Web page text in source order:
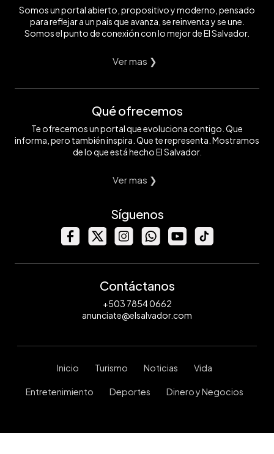
Somos un portal abierto, propositivo y moderno, pensado
para reflejar a un país que avanza, se reinventa y se une.
Somos el punto de conexión con lo mejor de El Salvador.
Ver mas ❯
Qué ofrecemos
Te ofrecemos un portal que evoluciona contigo. Que
informa, pero también inspira. Que te representa. Mostramos
de lo que está hecho El Salvador.
Ver mas ❯
Síguenos
Contáctanos
+503 7854 0662
anunciate@elsalvador.com
Inicio Turismo Noticias Vida
Entretenimiento Deportes Dinero y Negocios